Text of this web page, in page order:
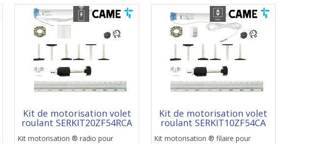
Kit de motorisation volet
roulant SERKIT20ZF54RCA
Kit motorisation ® radio pour
Kit de motorisation volet
roulant SERKIT10ZF54CA
Kit motorisation ® filaire pour